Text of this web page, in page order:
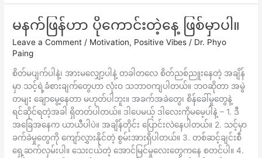
မနက်ဖြန်ဟာ ပိုကောင်းတဲ့နေ့ ဖြစ်မှာပါ။
Leave a Comment / Motivation, Positive Vibes / Dr. Phyo
Paing
စိတ်မပျက်ပါနဲ့၊ အားမလျှော့ပါနဲ့ တခါတလေ စိတ်ညစ်ညူးနေတဲ့ အချိန်
မှာ သင့်ရဲ့ခံစားချက်တွေဟာ လုံးဝ သဘာဝကျပါတယ်။ ဘဝဆိုတာ အမွဲ
တမျး ချောမွေ့နေတာ မဟုတ်ပါဘူး။ အခက်အခဲတွေ၊ စိန်ခေါ်မှုတွေနဲ့
ရင်ဆိုင်ရတဲ့အခါ ရှိတတ်ပါတယ်။ ဒါပေမယ့် ဒါလေးကိုမမေ့ပါနဲ့ – 1. ဒီ
အခြေအနေက ယာယီပါပဲ။ အချိန်တိုင်း ပြောင်းလဲနေပါတယ်။ 2. သင့်မှာ
ခက်ခဲမှုတွေကို ကျော်လွှားနိုင်တဲ့ စွမ်းအားရှိပါတယ်။ 3. တစ်ဆင့်ချင်းစီ
ရှေ့ဆက်လှမ်းပါ။ သေးငယ်တဲ့ အောင်မြင်မှုလေးတွေကနေ စတင်ပါ။ 4.
မနက်ဖြန်
ပို
ကောင်း
တဲ့
နေ့
ဖြစ်
မှာ
ပါ။